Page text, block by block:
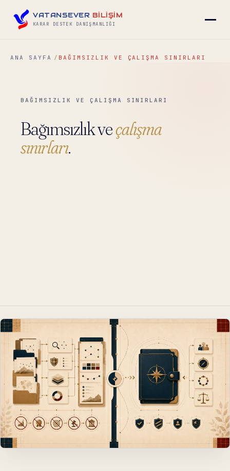
VATANSEVER BİLİŞİM
KARAR DESTEK DANIŞMANLIĞI
▾
▾
ANA SAYFA BAĞIMSIZLIK VE ÇALIŞMA SINIRLARI
BAĞIMSIZLIK VE ÇALIŞMA SINIRLARI
Bağımsızlık veçalışma
sınırları.